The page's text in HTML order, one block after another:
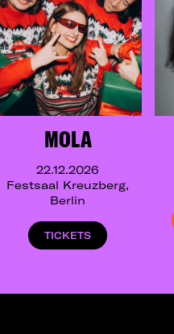
MOLA
22.12.2026
Festsaal Kreuzberg,
Berlin
TICKETS